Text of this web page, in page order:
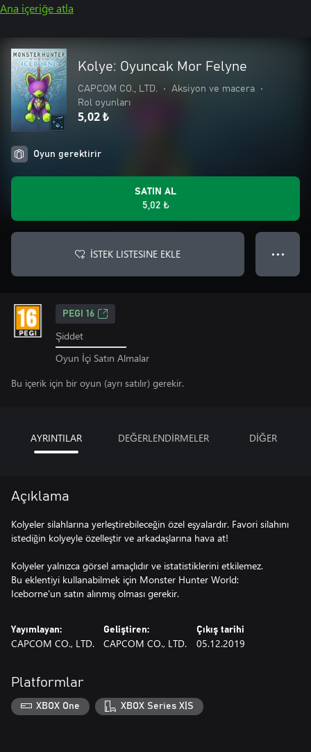
Ana içeriğe atla
Kolye: Oyuncak Mor Felyne
CAPCOM CO., LTD. • Aksiyon ve macera
•
Rol oyunları
5,02 ₺
Oyun gerektirir
SATIN AL
5,02 ₺
İSTEK LISTESINE EKLE ● ● ●
PEGI 16
Şiddet
Oyun İçi Satın Almalar
Bu içerik için bir oyun (ayrı satılır) gerekir.
AYRINTILAR DEĞERLENDİRMELER DİĞER
Açıklama
Kolyeler silahlarına yerleştirebileceğin özel eşyalardır. Favori silahını
istediğin kolyeyle özelleştir ve arkadaşlarına hava at!
Kolyeler yalnızca görsel amaçlıdır ve istatistiklerini etkilemez.
Bu eklentiyi kullanabilmek için Monster Hunter World:
Iceborne'un satın alınmış olması gerekir.
Yayımlayan:
CAPCOM CO., LTD.
Geliştiren:
CAPCOM CO., LTD.
Çıkış tarihi
05.12.2019
Platformlar
XBOX One XBOX Series X|S